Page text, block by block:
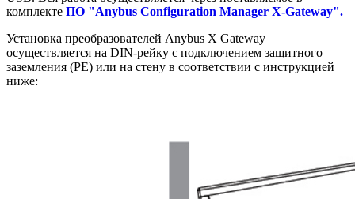
комплекте ПО "Anybus Configuration Manager X-Gateway".
Установка преобразователей Anybus X Gateway
осуществляется на DIN-рейку с подключением защитного
заземления (РЕ) или на стену в соответствии с инструкцией
ниже: